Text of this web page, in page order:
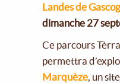
Landes de
dimanche 27
Ce parcours
permettra
Marquèze , un